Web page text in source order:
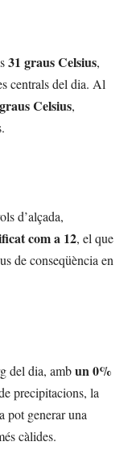
31 graus Celsius,
centrals del dia. Al
Celsius,
d’alçada,
com a 12, el que
de conseqüència en
del dia, ambun 0%
precipitacions, la
pot generar una
càlides.